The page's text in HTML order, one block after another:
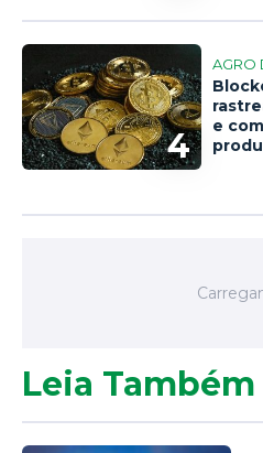
4
AGRO
e
Leia Também